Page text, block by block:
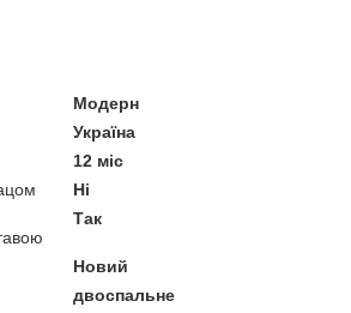
Модерн
Україна
12 міс
Ні
Так
Новий
двоспальне